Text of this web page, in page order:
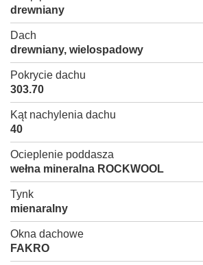
drewniany
Dach
drewniany, wielospadowy
Pokrycie dachu
303.70
Kąt nachylenia dachu
40
Ocieplenie poddasza
wełna mineralna ROCKWOOL
Tynk
mienaralny
Okna dachowe
FAKRO